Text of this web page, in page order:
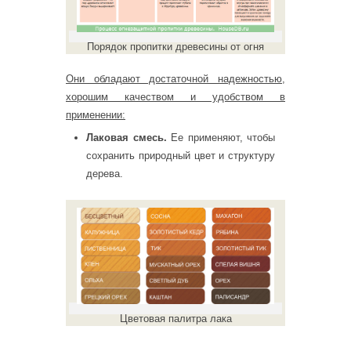
Порядок пропитки древесины от огня
Они обладают достаточной надежностью,
хорошим качеством и удобством в
применении:
Лаковая смесь. Ее применяют, чтобы
сохранить природный цвет и структуру
дерева.
Цветовая палитра лака